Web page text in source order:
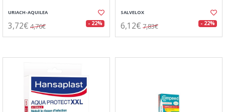
URIACH-AQUILEA
3,72€ 4,76€ - 22%
SALVELOX
6,12€ 7,83€ - 22%